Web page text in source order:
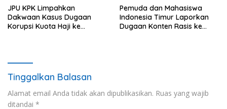
JPU KPK Limpahkan
Dakwaan Kasus Dugaan
Korupsi Kuota Haji ke
Pemuda dan Mahasiswa
Indonesia Timur Laporkan
Dugaan Konten Rasis ke
Tinggalkan Balasan
Alamat email Anda tidak akan dipublikasikan. Ruas yang wajib
ditandai *